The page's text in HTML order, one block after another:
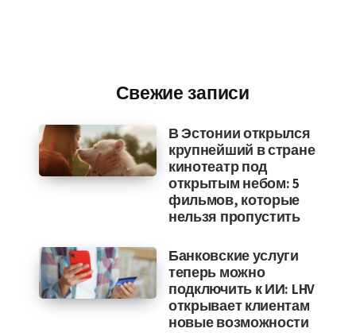
Свежие записи
В Эстонии открылся
крупнейший в стране
кинотеатр под
открытым небом: 5
фильмов, которые
нельзя пропустить
Банковские услуги
теперь можно
подключить к ИИ: LHV
открывает клиентам
новые возможности